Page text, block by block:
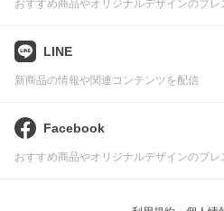
おすすめ商品やオリジナルデザインのブレ
LINE
新商品の情報や関連コンテンツを配信
Facebook
おすすめ商品やオリジナルデザインのブレ